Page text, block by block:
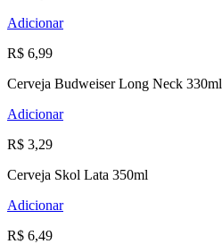
Adicionar
R$ 6,99
Cerveja Budweiser Long Neck 330ml
Adicionar
R$ 3,29
Cerveja Skol Lata 350ml
Adicionar
R$ 6,49